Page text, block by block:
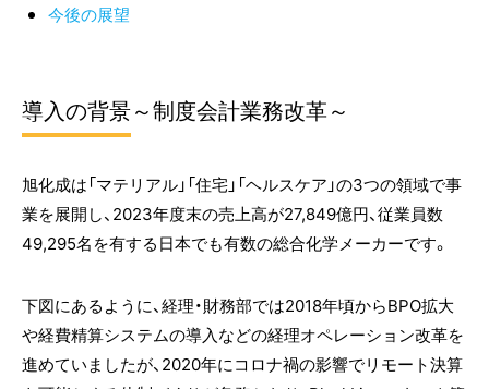
今後の展望
導入の背景～制度会計業務改革～
旭化成は「マテリアル」「住宅」「ヘルスケア」の3つの領域で事
業を展開し、2023年度末の売上高が27,849億円、従業員数
49,295名を有する日本でも有数の総合化学メーカーです。
下図にあるように、経理・財務部では2018年頃からBPO拡大
や経費精算システムの導入などの経理オペレーション改革を
進めていましたが、2020年にコロナ禍の影響でリモート決算